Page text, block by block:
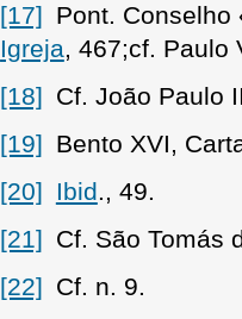
[17] Pont.
Igreja, 467;cf. Paulo
[18] Cf. João Paulo
[19] Bento XVI,
[20]
Ibid., 49.
[21] Cf. São Tomás
[22] Cf. n. 9.